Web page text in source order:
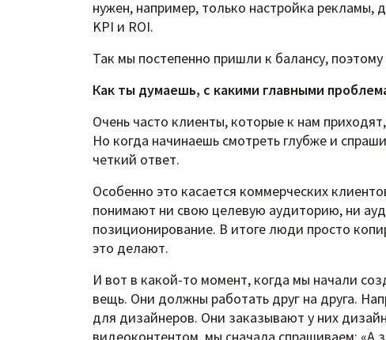
нужен, например, только настройка рекламы,
KPI и ROI.
Так мы постепенно пришли к балансу,
Как ты думаешь, с какими главными
Очень часто клиенты, которые к нам
Но когда начинаешь смотреть глубже и
четкий ответ.
Особенно это касается коммерческих
понимают ни свою целевую аудиторию, ни
позиционирование. В итоге люди просто
это делают.
И вот в какой-то момент, когда мы начали
вещь. Они должны работать друг на друга.
для дизайнеров. Они заказывают у них